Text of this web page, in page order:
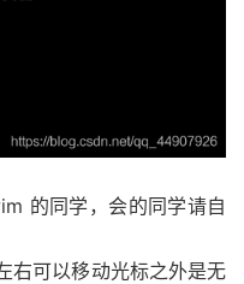
的同学，会的同学请自
右可以移动光标之外是无